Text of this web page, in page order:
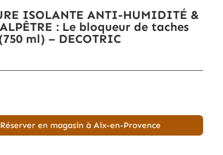
ISOLANTE ANTI-HUMIDITÉ &
: Le bloqueur de taches
ml) – DECOTRIC
Réserver en magasin à Aix-en-Provence